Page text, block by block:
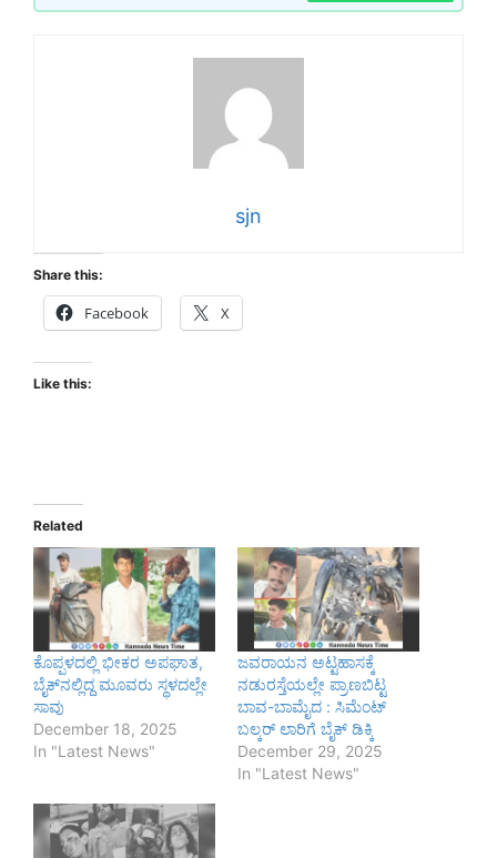
sjn
Share this:
Facebook X
Like this:
Related
ಕೊಪ್ಪಳದಲ್ಲಿ ಭೀಕರ ಅಪಘಾತ,
ಬೈಕ್‌ನಲ್ಲಿದ್ದ ಮೂವರು ಸ್ಥಳದಲ್ಲೇ
ಸಾವು
December 18, 2025
In "Latest News"
ಜವರಾಯನ ಅಟ್ಟಹಾಸಕ್ಕೆ
ನಡುರಸ್ತೆಯಲ್ಲೇ ಪ್ರಾಣಬಿಟ್ಟ
ಬಾವ-ಬಾಮೈದ : ಸಿಮೆಂಟ್
ಬಲ್ಕರ್ ಲಾರಿಗೆ ಬೈಕ್ ಡಿಕ್ಕಿ
December 29, 2025
In "Latest News"